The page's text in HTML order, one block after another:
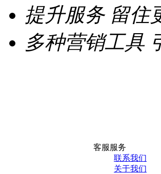
提升服务 留住
多种营销工具
客服服务
联系我们
关于我们